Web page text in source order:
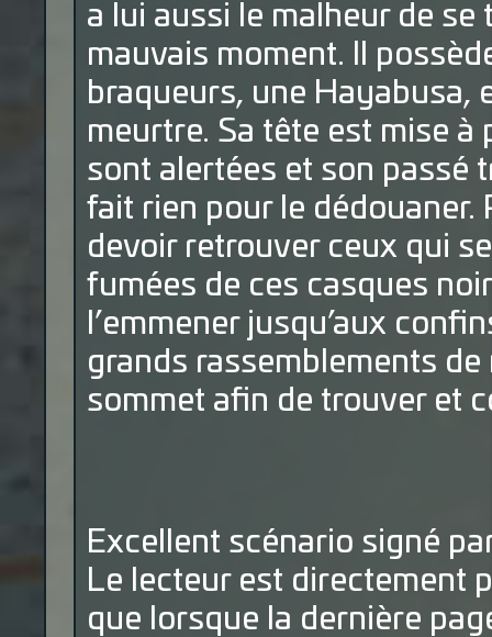
a lui aussi le malheur de
mauvais moment. Il
braqueurs, une Hayabusa,
meurtre. Sa tête est mise à
sont alertées et son passé
fait rien pour le dédouaner.
devoir retrouver ceux qui
fumées de ces casques
l’emmener jusqu’aux
grands rassemblements
sommet afin de trouver et
Excellent scénario signé
Le lecteur est directement
que lorsque la dernière